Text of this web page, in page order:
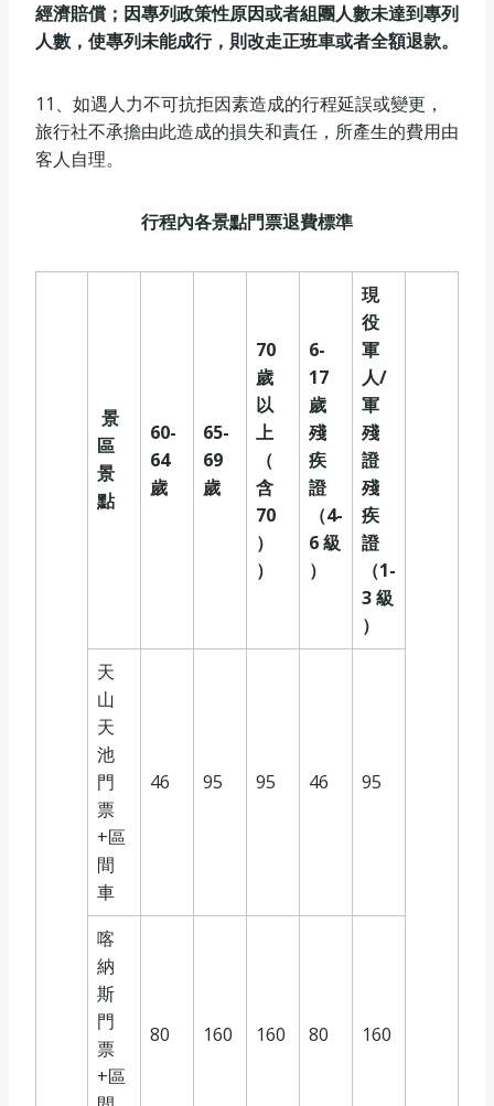
經濟賠償；因專列政策性原因或者組團人數未達到專列
人數，使專列未能成行，則改走正班車或者全額退款。
11、如遇人力不可抗拒因素造成的行程延誤或變更，
旅行社不承擔由此造成的損失和責任，所產生的費用由
客人自理。
行程內各景點門票退費標準
景
區
景
點
60-
64
歲
65-
69
歲
70
歲
以
上
（
含
70
）
）
6-
17
歲
殘
疾
證
（4-
6級
）
現
役
軍
人/
軍
殘
證
殘
疾
證
（1-
3級
）
天
山
天
池
門
票
+區
間
車
46 95 95 46 95
喀
納
斯
門
票
+區
80 160 160 80 160